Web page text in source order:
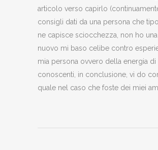
articolo verso capirlo
consigli dati da una persona che
ne capisce sciocchezza, non ho
nuovo mi baso celibe contro
mia persona ovvero della energia di
conoscenti, in conclusione, vi do
quale nel caso che foste dei miei